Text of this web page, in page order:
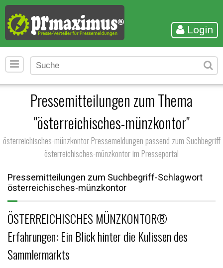
Login
Pressemitteilungen zum Thema
"österreichisches-münzkontor"
österreichisches-münzkontor Pressemeldungen passend zum Suchbegriff
österreichisches-münzkontor im Presseportal
Pressemitteilungen zum Suchbegriff-Schlagwort
österreichisches-münzkontor
ÖSTERREICHISCHES MÜNZKONTOR®
Erfahrungen: Ein Blick hinter die Kulissen des
Sammlermarkts